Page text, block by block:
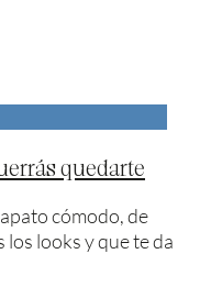
quedarte
cómodo, de
looks y que te da